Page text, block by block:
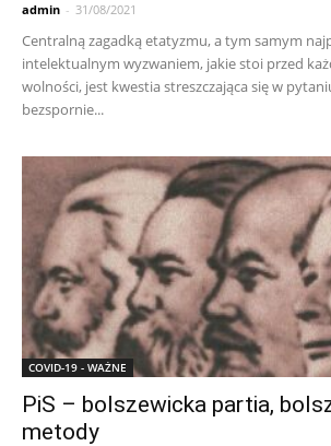
admin - 31/08/2021
Centralną zagadką etatyzmu, a tym samym
intelektualnym wyzwaniem, jakie stoi przed
wolności, jest kwestia streszczająca się w
bezspornie...
COVID-19 - WAŻNE
PiS – bolszewicka partia,
metody